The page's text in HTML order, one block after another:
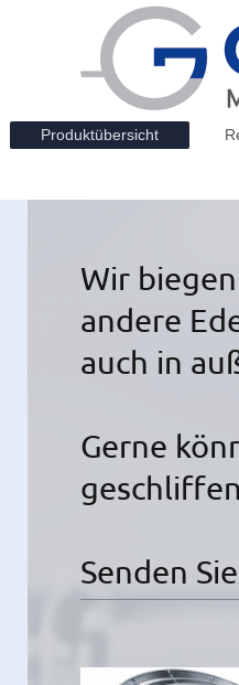
Produktübersicht
Wir
andere
auch in
Gerne
Senden